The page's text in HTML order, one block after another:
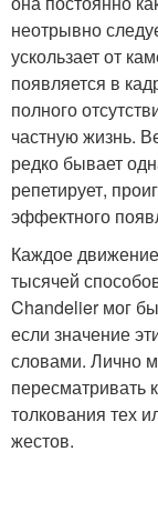
неотрывно
ускользает от
появляется в
полного
частную жизнь.
редко бывает
репетирует,
эффектного
Каждое
тысячей
Chandelier мог
если значение
словами. Лично
пересматривать
толкования тех
жестов.